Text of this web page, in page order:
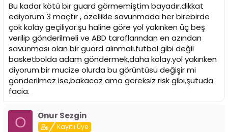
Bu kadar kötü bir guard görmemiştim bayadır.dikkat
ediyorum 3 maçtır , özellikle savunmada her birebirde
çok kolay geçiliyor.şu haline göre yol yakınken üç beş
verilip gönderilmeli ve ABD taraflarından en azından
savunması olan bir guard alınmalı.futbol gibi değil
basketbolda adam göndermek,daha kolay.yol yakınken
diyorum.bir mucize olurda bu görüntüsü değişir mi
gönderilmez ise,bakacaz ama gereksiz risk gibi,şutuda
facia.
O Onur Sezgin
Kayıtlı Üye